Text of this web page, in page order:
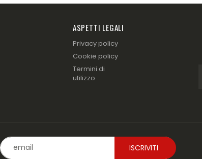
ASPETTI LEGALI
Privacy policy
Cookie policy
Termini di
utilizzo